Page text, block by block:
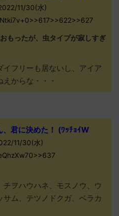
11/30(水)
もったが、虫タイプが寂しすぎ
イフリーも居ないし、アイア
からな・・・
、君に決めた！ (ﾜｯﾁｮｲW
11/30(水)
チヲハウハネ、モスノウ、ウ
サム、テツノドクガ、ベラカ